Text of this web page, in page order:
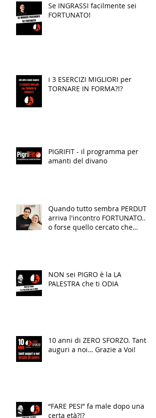
Se INGRASSI facilmente sei
FORTUNATO!
i 3 ESERCIZI MIGLIORI per
TORNARE IN FORMA?!?
PIGRIFIT - il programma per
amanti del divano
Quando tutto sembra PERDUTO
arriva l'incontro FORTUNATO...
o forse quello cercato che
NON sei PIGRO è la LA
PALESTRA che ti ODIA
10 anni di ZERO SFORZO. Tanti
auguri a noi… Grazie a Voi!
“FARE PESI” fa male dopo una
certa età?!?